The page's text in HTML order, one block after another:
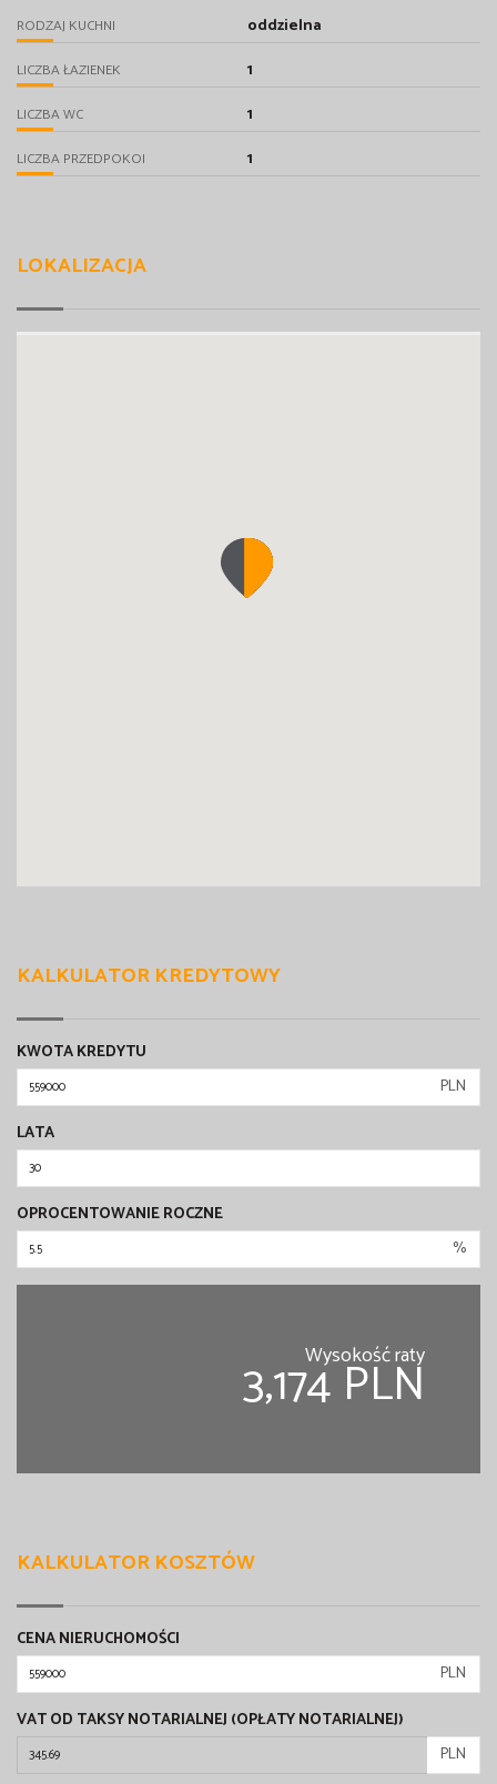
RODZAJ KUCHNI oddzielna
LICZBA ŁAZIENEK 1
LICZBA WC 1
LICZBA PRZEDPOKOI 1
LOKALIZACJA
KALKULATOR KREDYTOWY
KWOTA KREDYTU
PLN
LATA
OPROCENTOWANIE ROCZNE
%
Wysokość raty
3,174 PLN
KALKULATOR KOSZTÓW
CENA NIERUCHOMOŚCI
PLN
VAT OD TAKSY NOTARIALNEJ (OPŁATY NOTARIALNEJ)
PLN